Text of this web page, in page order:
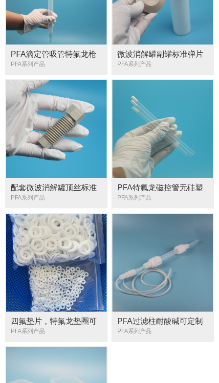
PFA滴定管吸管特氟龙枪
头可定制带刻度50ml耐腐
PFA系列产品
微波消解罐副罐标准弹片
耐酸碱可定制
PFA系列产品
配套微波消解罐顶丝标准
罐支架螺母144996替代配
PFA系列产品
PFA特氟龙磁控管无硅塑
料核磁管
PFA系列产品
四氟垫片，特氟龙垫圈可
定制四氟密封圈
PFA系列产品
PFA过滤柱耐酸碱可定制
四氟层析柱
PFA系列产品